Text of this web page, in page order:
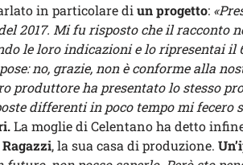
in particolare di un progetto:
2017. Mi fu risposto che il racconto
le loro indicazioni e lo ripresentai il
no, grazie, non è conforme alla
produttore ha presentato lo stesso
differenti in poco tempo mi fecero
La moglie di Celentano ha detto
Ragazzi, la sua casa di produzione.